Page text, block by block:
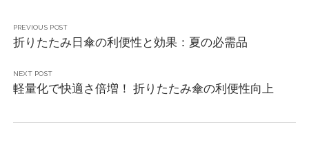
PREVIOUS POST
折りたたみ日傘の利便性と効果：夏の必需品
NEXT POST
軽量化で快適さ倍増！ 折りたたみ傘の利便性向上